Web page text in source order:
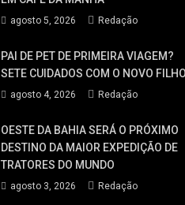
agosto 5, 2026 Redação
PAI DE PET DE PRIMEIRA VIAGEM?
SETE CUIDADOS COM O NOVO
agosto 4, 2026 Redação
OESTE DA BAHIA SERÁ O PRÓXIMO
DESTINO DA MAIOR EXPEDIÇÃO DE
TRATORES DO MUNDO
agosto 3, 2026 Redação